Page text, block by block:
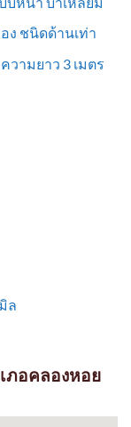
ง ชนิดด้านเท่า
วามยาว 3 เมตร
ล
ภอคลองหอย